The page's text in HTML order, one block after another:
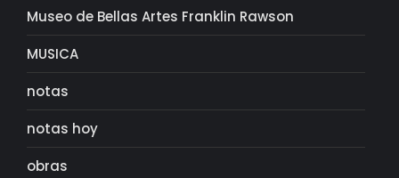
Museo de Bellas Artes Franklin Rawson
MUSICA
notas
notas hoy
obras